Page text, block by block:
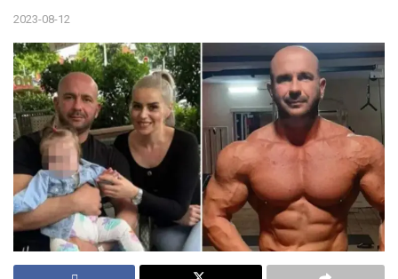
2023-08-12